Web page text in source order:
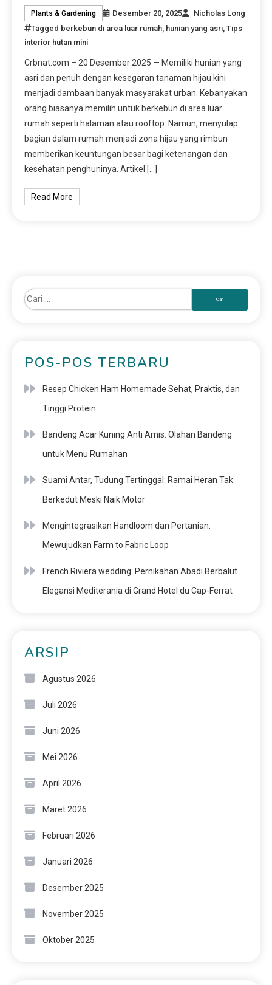
Plants & Gardening Desember 20, 2025
Nicholas Long
Tagged berkebun di area luar rumah hunian yang asri ,Tips
interior hutan mini
Crbnat.com – 20 Desember 2025 — Memiliki hunian yang
asri dan penuh dengan kesegaran tanaman hijau kini
menjadi dambaan banyak masyarakat urban. Kebanyakan
orang biasanya memilih untuk berkebun di area luar
rumah seperti halaman atau rooftop. Namun, menyulap
bagian dalam rumah menjadi zona hijau yang rimbun
memberikan keuntungan besar bagi ketenangan dan
kesehatan penghuninya. Artikel […]
Read More
POS-POS TERBARU
Resep Chicken Ham Homemade Sehat, Praktis, dan
Tinggi Protein
Bandeng Acar Kuning Anti Amis: Olahan Bandeng
untuk Menu Rumahan
Suami Antar, Tudung Tertinggal: Ramai Heran Tak
Berkedut Meski Naik Motor
Mengintegrasikan Handloom dan Pertanian:
Mewujudkan Farm to Fabric Loop
French Riviera wedding: Pernikahan Abadi Berbalut
Elegansi Mediterania di Grand Hotel du Cap-Ferrat
ARSIP
Agustus 2026
Juli 2026
Juni 2026
Mei 2026
April 2026
Maret 2026
Februari 2026
Januari 2026
Desember 2025
November 2025
Oktober 2025